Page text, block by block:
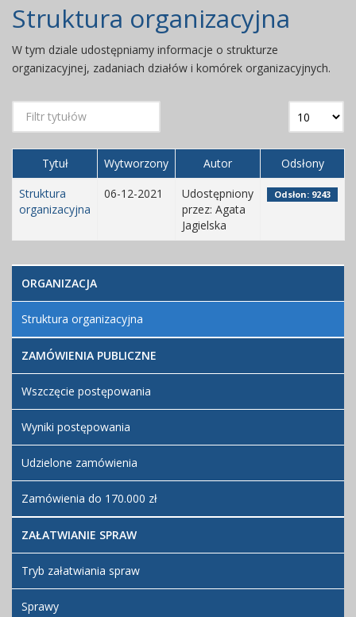
Struktura organizacyjna
W tym dziale udostępniamy informacje o strukturze
organizacyjnej, zadaniach działów i komórek organizacyjnych.
Tytuł Wytworzony Autor
Odsłony
Struktura
organizacyjna
06-12-2021
Udostępniony
przez: Agata
Jagielska
Odsłon: 9243
ORGANIZACJA
Struktura organizacyjna
ZAMÓWIENIA PUBLICZNE
Wszczęcie postępowania
Wyniki postępowania
Udzielone zamówienia
Zamówienia do 170.000 zł
ZAŁATWIANIE SPRAW
Tryb załatwiania spraw
Sprawy